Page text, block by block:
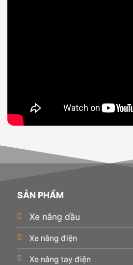
SẢN PHẨM
Xe nâng dầu
Xe nâng điện
Xe nâng tay điện